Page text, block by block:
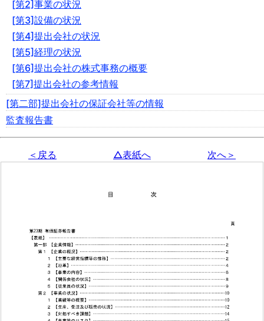
[第2]事業の状況
[第3]設備の状況
[第4]提出会社の状況
[第5]経理の状況
[第6]提出会社の株式事務の概要
[第7]提出会社の参考情報
[第二部]提出会社の保証会社等の情報
監査報告書
＜戻る △表紙へ 次へ＞